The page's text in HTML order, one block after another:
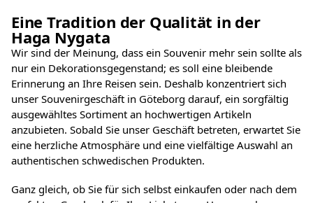
Eine Tradition der Qualität in der
Haga Nygata
Wir sind der Meinung, dass ein Souvenir mehr sein sollte als
nur ein Dekorationsgegenstand; es soll eine bleibende
Erinnerung an Ihre Reisen sein. Deshalb konzentriert sich
unser Souvenirgeschäft in Göteborg darauf, ein sorgfältig
ausgewähltes Sortiment an hochwertigen Artikeln
anzubieten. Sobald Sie unser Geschäft betreten, erwartet Sie
eine herzliche Atmosphäre und eine vielfältige Auswahl an
authentischen schwedischen Produkten.
Ganz gleich, ob Sie für sich selbst einkaufen oder nach dem